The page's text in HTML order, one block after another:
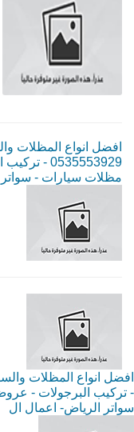
افضل انواع المظلات
مظلات سيارات -
- تركيب البرجولات -
سواتر الرياض- اعمال ال